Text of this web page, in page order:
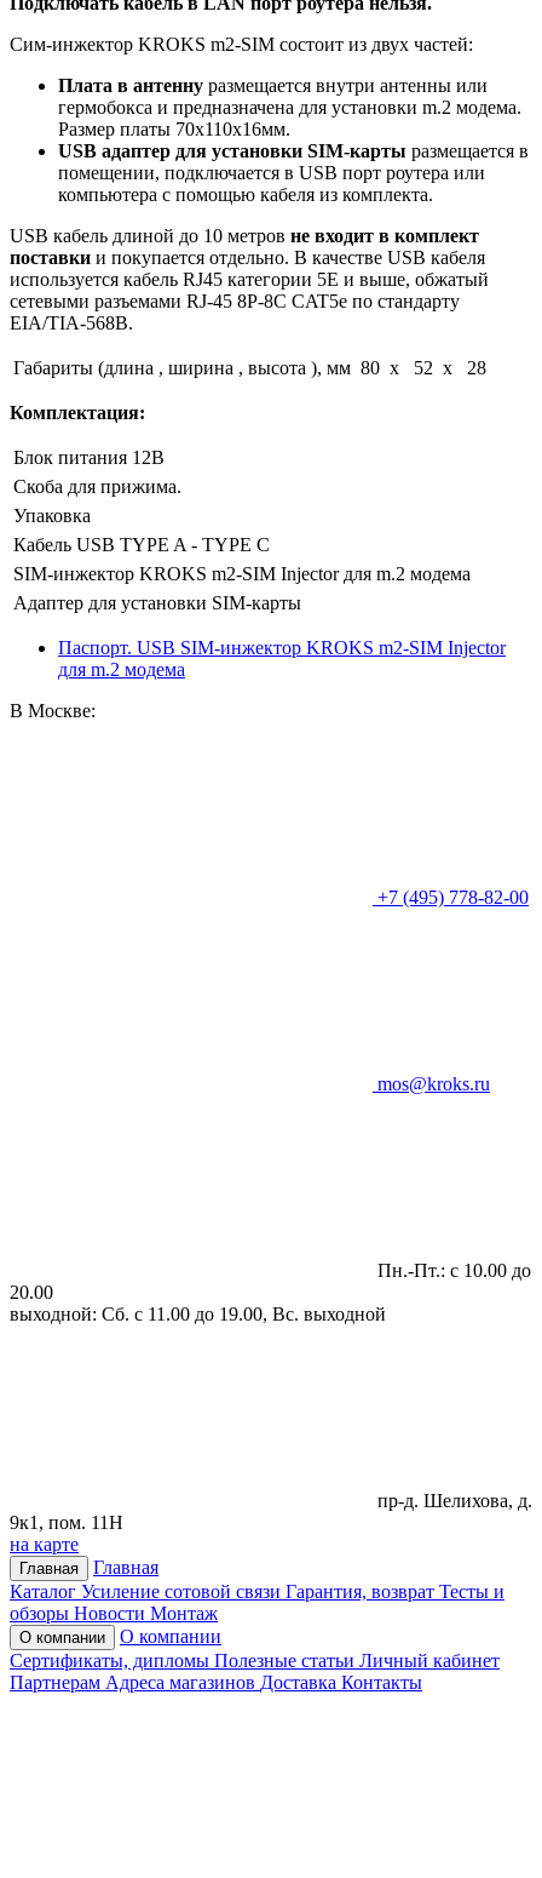
Сим-инжектор KROKS m2-SIM состоит из двух частей:
Плата в антенну размещается внутри антенны или
гермобокса и предназначена для установки m.2 модема.
Размер платы 70х110х16мм.
USB адаптер для установки SIM-карты размещается в
помещении, подключается в USB порт роутера или
компьютера с помощью кабеля из комплекта.
USB кабель длиной до 10 метров не входит в комплект
поставки и покупается отдельно. В качестве USB кабеля
используется кабель RJ45 категории 5E и выше, обжатый
сетевыми разъемами RJ-45 8P-8C CAT5e по стандарту
EIA/TIA-568B.
Габариты (длина , ширина , высота ), мм 80 x 52 x 28
Комплектация:
Блок питания 12В
Скоба для прижима.
Упаковка
Кабель USB TYPE A - TYPE C
SIM-инжектор KROKS m2-SIM Injector для m.2 модема
Адаптер для установки SIM-карты
Паспорт. USB SIM-инжектор KROKS m2-SIM Injector
для m.2 модема
В Москве:
+7 (495) 778-82-00
mos@kroks.ru
Пн.-Пт.: с 10.00 до
20.00
выходной: Сб. с 11.00 до 19.00, Вс. выходной
пр-д. Шелихова, д.
9к1, пом. 11Н
на карте
Главная
Главная
Каталог Усиление сотовой связи Гарантия, возврат Тесты и
обзоры Новости Монтаж
О компании
О компании
Сертификаты, дипломы Полезные статьи Личный кабинет
Партнерам Адреса магазинов Доставка Контакты